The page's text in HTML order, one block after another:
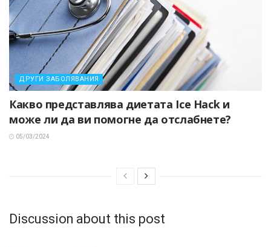
ДРУГИ ЗАБОЛЯВАНИЯ
Какво представлява диетата Ice Hack и
може ли да ви помогне да отслабнете?
05/03/2024
Discussion about this post